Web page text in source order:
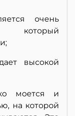
очень
который
высокой
моется и
на которой